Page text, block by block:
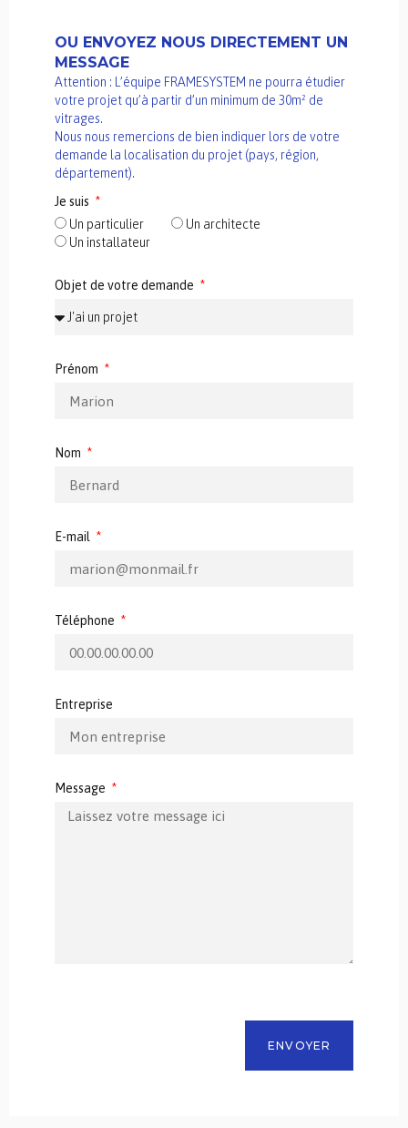
OU ENVOYEZ NOUS DIRECTEMENT UN
MESSAGE
Attention : L’équipe FRAMESYSTEM ne pourra étudier
votre projet qu’à partir d’un minimum de 30m² de
vitrages.
Nous nous remercions de bien indiquer lors de votre
demande la localisation du projet (pays, région,
département).
Je suis
Un particulier
Un architecte
Un installateur
Objet de votre demande
Prénom
Nom
E-mail
Téléphone
Entreprise
Message
ENVOYER